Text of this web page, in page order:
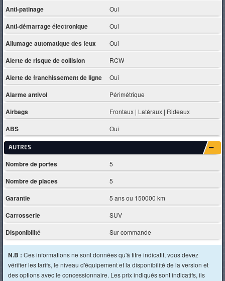
Anti-patinage Oui
Anti-démarrage électronique Oui
Allumage automatique des feux Oui
Alerte de risque de collision RCW
Alerte de franchissement de ligne Oui
Alarme antivol Périmétrique
Airbags Frontaux | Latéraux | Rideaux
ABS Oui
AUTRES
Nombre de portes 5
Nombre de places 5
Garantie 5 ans ou 150000 km
Carrosserie SUV
Disponibilité Sur commande
N.B : Ces informations ne sont données qu'à titre indicatif, vous devez
vérifier les tarifs, le niveau d'équipement et la disponibilité de la version et
des options avec le concessionnaire. Les prix indiqués sont indicatifs, ils